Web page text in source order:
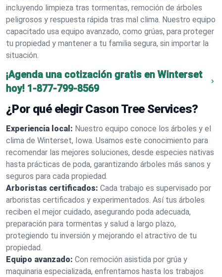
incluyendo limpieza tras tormentas, remoción de árboles
peligrosos y respuesta rápida tras mal clima. Nuestro equipo
capacitado usa equipo avanzado, como grúas, para proteger
tu propiedad y mantener a tu familia segura, sin importar la
situación.
¡Agenda una cotización gratis en Winterset
hoy! 1-877-799-8569
¿Por qué elegir Cason Tree Services?
Experiencia local: Nuestro equipo conoce los árboles y el
clima de Winterset, Iowa. Usamos este conocimiento para
recomendar las mejores soluciones, desde especies nativas
hasta prácticas de poda, garantizando árboles más sanos y
seguros para cada propiedad.
Arboristas certificados: Cada trabajo es supervisado por
arboristas certificados y experimentados. Así tus árboles
reciben el mejor cuidado, asegurando poda adecuada,
preparación para tormentas y salud a largo plazo,
protegiendo tu inversión y mejorando el atractivo de tu
propiedad.
Equipo avanzado: Con remoción asistida por grúa y
maquinaria especializada, enfrentamos hasta los trabajos